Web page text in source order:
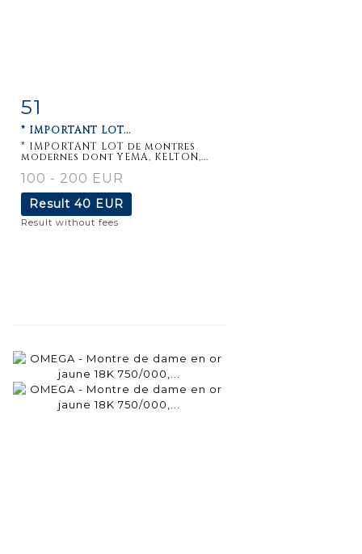
Item detail
51
* IMPORTANT LOT...
* IMPORTANT LOT de montres
modernes dont YEMA, KELTON,...
100 - 200 EUR
Result 40 EUR
Result without fees